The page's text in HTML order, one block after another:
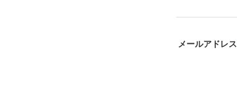
メールアドレス